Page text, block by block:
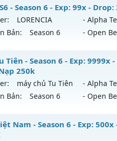
loại: Mu Bán Đồ Full Trong
Phoenix Season 6.15
THIÊN SỨ ⚔️ - 🎁 ĐUA
mới ra tháng 07 2026 - Mở
reset: Reset In Game
loại: Mu Nguyên bản
BDCAM
- Season 6 - Exp: 99x -
LORENCIA - Alpha
Bản:
Season 6 - Open
SS6 - HOÀI NIỆM-VUI VẺ
mới ra tháng 08 2026 - Mở
99x - Drop: 20%
loại: Mu Nguyên bản Webzen
Tiên - Season 6 - Exp: 9999x
250k
máy chủ Tu Tiên - Alpha
Bản:
Season 6 - Open
Tu Tiên - Miễn Phí 99% Mốc
Nam - Season 6 - Exp: 500x